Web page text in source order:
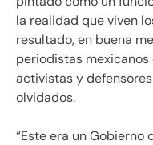
la realidad que viven
resultado, en buena
periodistas
activistas y
olvidados.
“Este era un Gobierno